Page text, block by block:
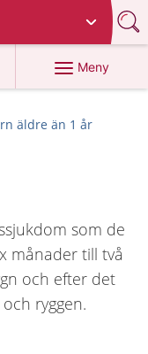
Meny
äldre än 1 år
som de
månader till två
och efter det
ryggen.